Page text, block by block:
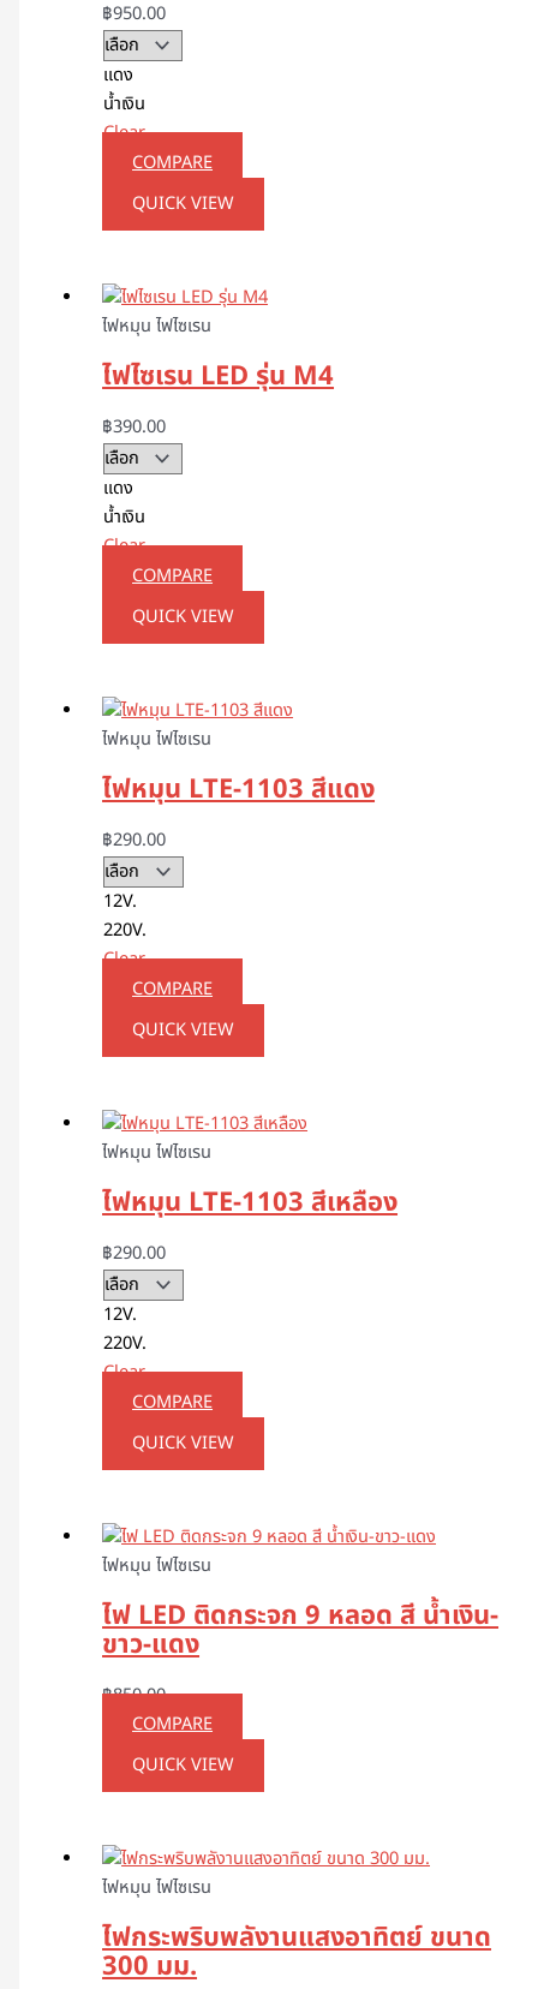
฿950.00
แดง
น้ำเงิน
Clear
COMPARE
QUICK VIEW
ไฟหมุน ไฟไซเรน
ไฟไซเรน LED รุ่น M4
฿390.00
แดง
น้ำเงิน
Clear
COMPARE
QUICK VIEW
ไฟหมุน ไฟไซเรน
ไฟหมุน LTE-1103 สีแดง
฿290.00
12V.
220V.
Clear
COMPARE
QUICK VIEW
ไฟหมุน ไฟไซเรน
ไฟหมุน LTE-1103 สีเหลือง
฿290.00
12V.
220V.
Clear
COMPARE
QUICK VIEW
ไฟหมุน ไฟไซเรน
ไฟ LED ติดกระจก 9 หลอด สี น้ำเงิน-
ขาว-แดง
฿850.00
COMPARE
QUICK VIEW
ไฟหมุน ไฟไซเรน
ไฟกระพริบพลังานแสงอาทิตย์ ขนาด
300 มม.